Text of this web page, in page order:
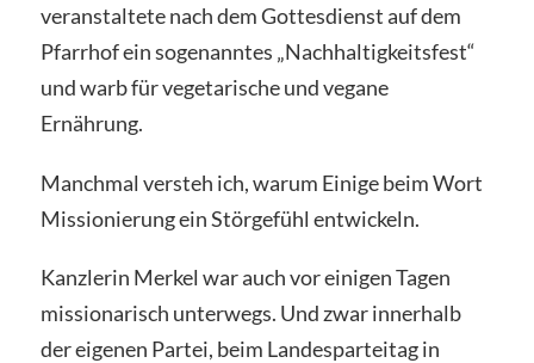
veranstaltete nach dem Gottesdienst auf dem
Pfarrhof ein sogenanntes „Nachhaltigkeitsfest“
und warb für vegetarische und vegane
Ernährung.
Manchmal versteh ich, warum Einige beim Wort
Missionierung ein Störgefühl entwickeln.
Kanzlerin Merkel war auch vor einigen Tagen
missionarisch unterwegs. Und zwar innerhalb
der eigenen Partei, beim Landesparteitag in